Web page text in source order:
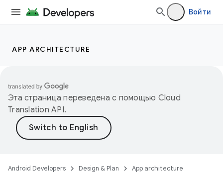
Войти
APP ARCHITECTURE
Эта страница переведена с помощью Cloud
Translation API.
Android Developers Design & Plan App architecture